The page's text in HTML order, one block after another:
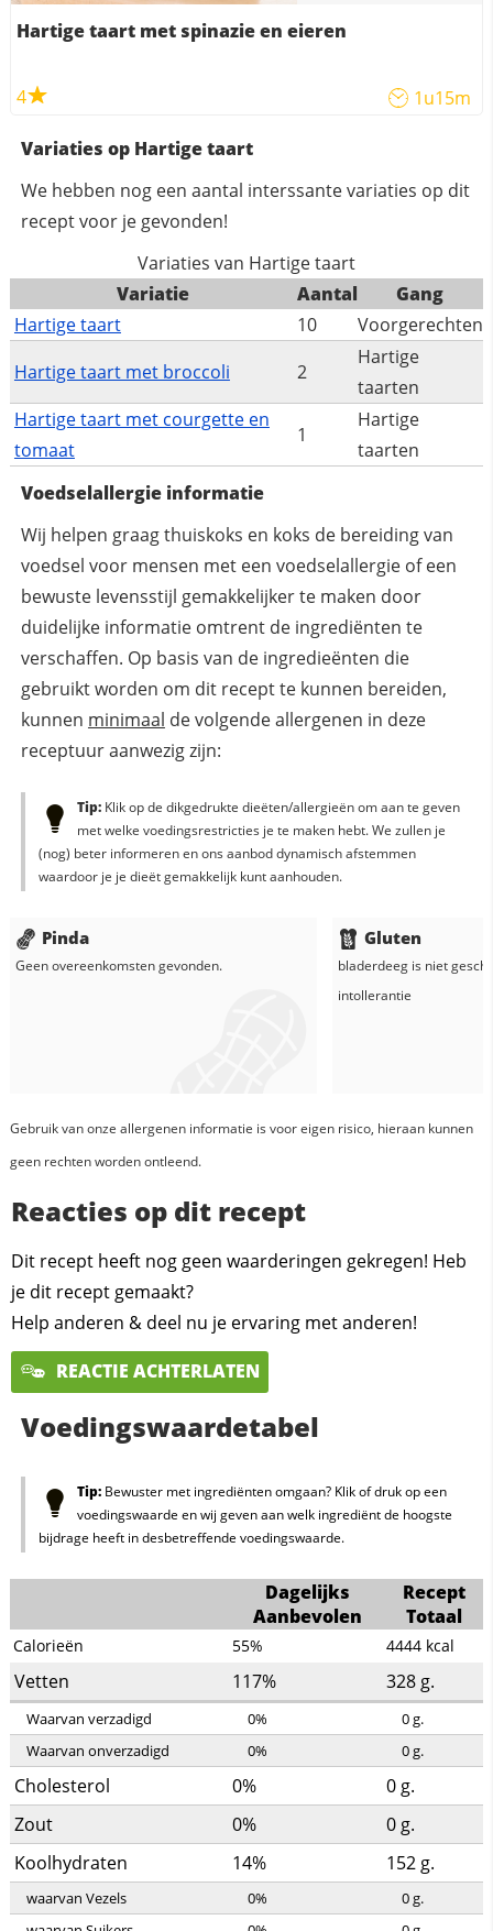
Hartige taart met spinazie en eieren
4 1u15m
Variaties op Hartige taart
We hebben nog een aantal interssante variaties op dit
recept voor je gevonden!
Variaties van Hartige taart
Variatie
Aantal
Gang
Hartige taart
10
Voorgerechten
Hartige taart met broccoli
2
Hartige
taarten
Hartige taart met courgette en
tomaat
1
Hartige
taarten
Voedselallergie informatie
Wij helpen graag thuiskoks en koks de bereiding van
voedsel voor mensen met een voedselallergie of een
bewuste levensstijl gemakkelijker te maken door
duidelijke informatie omtrent de ingrediënten te
verschaffen. Op basis van de ingredieënten die
gebruikt worden om dit recept te kunnen bereiden,
kunnen minimaal de volgende allergenen in deze
receptuur aanwezig zijn:
Tip:Klik op de dikgedrukte dieëten/allergieën om aan te geven
met welke voedingsrestricties je te maken hebt. We zullen je
(nog) beter informeren en ons aanbod dynamisch afstemmen
waardoor je je dieët gemakkelijk kunt aanhouden.
Pinda
Geen overeenkomsten gevonden.
Gluten
bladerdeegis niet
intollerantie
Gebruik van onze allergenen informatie is voor eigen risico, hieraan kunnen
geen rechten worden ontleend.
Reacties op dit recept
Dit recept heeft nog geen waarderingen gekregen! Heb
je dit recept gemaakt?
Help anderen & deel nu je ervaring met anderen!
REACTIE ACHTERLATEN
Voedingswaardetabel
Tip:Bewuster met ingrediënten omgaan? Klik of druk op een
voedingswaarde en wij geven aan welk ingrediënt de hoogste
bijdrage heeft in desbetreffende voedingswaarde.
Dagelijks
Aanbevolen
Recept
Totaal
Calorieën 55% 4444 kcal
Vetten 117% 328 g.
Waarvan verzadigd 0% 0g.
Waarvan onverzadigd
0% 0g.
Cholesterol 0% 0 g.
Zout
0% 0 g.
Koolhydraten
14% 152 g.
waarvan Vezels 0% 0g.